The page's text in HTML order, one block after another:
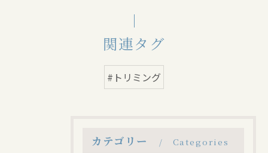
関連タグ
#トリミング
カテゴリー Categories